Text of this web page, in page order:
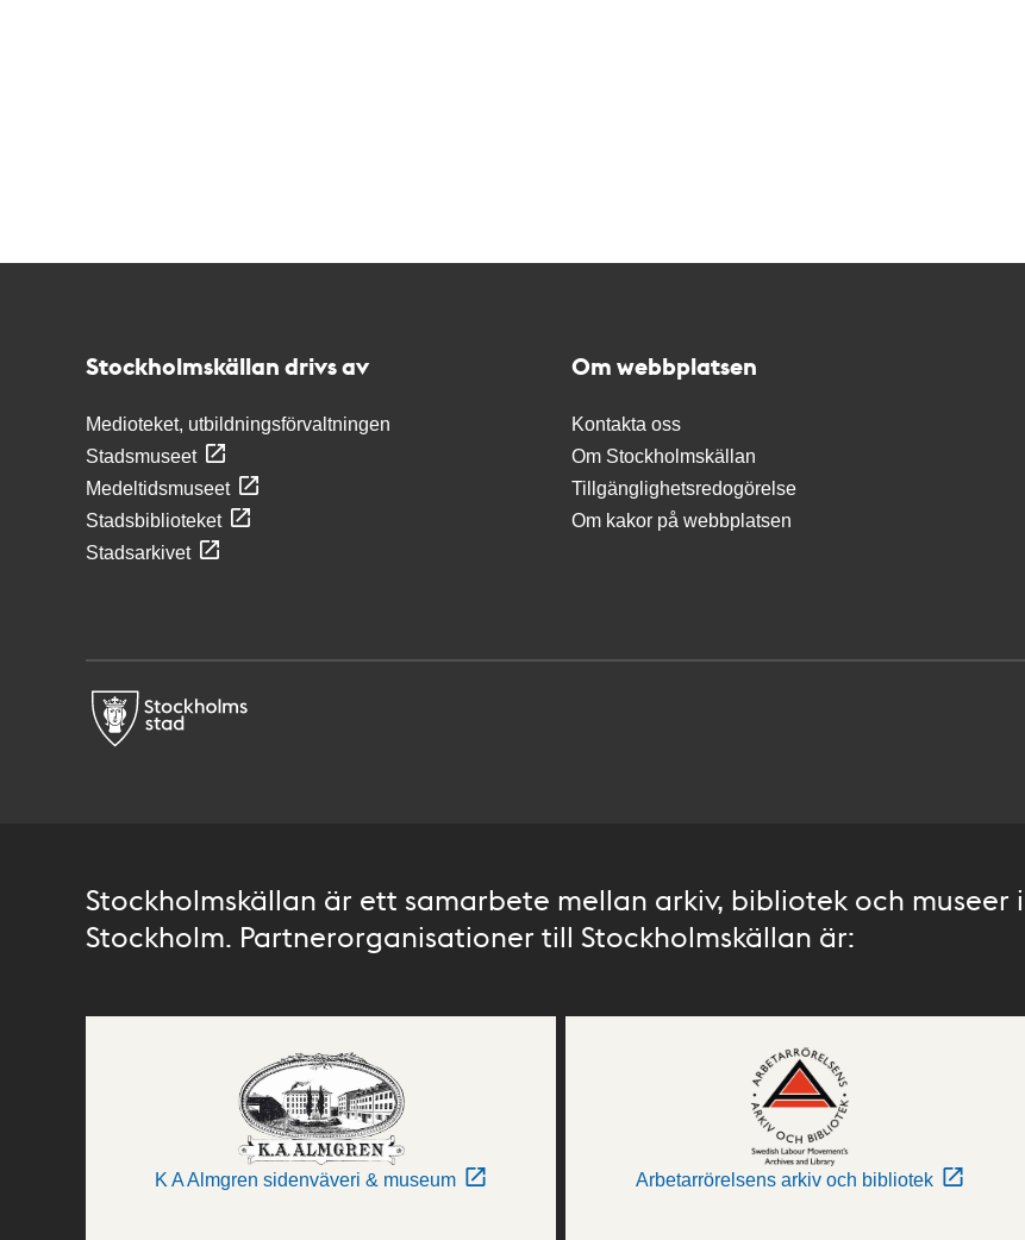
Stockholmskällan drivs av
Medioteket, utbildningsförvaltningen
Stadsmuseet
Medeltidsmuseet
Stadsbiblioteket
Stadsarkivet
Om webbplatsen
Kontakta oss
Om Stockholmskällan
Tillgänglighetsredogörelse
Om kakor på webbplatsen
Stockholmskällan är ett samarbete mellan arkiv, bibliotek och museer i
Stockholm. Partnerorganisationer till Stockholmskällan är:
K A Almgren sidenväveri & museum Arbetarrörelsens arkiv och bibliotek